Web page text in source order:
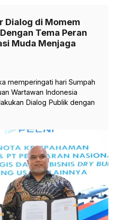
Dialog di Momem
Tema Peran
Muda Menjaga
memperingati hari Sumpah
Wartawan Indonesia
Dialog Publik dengan